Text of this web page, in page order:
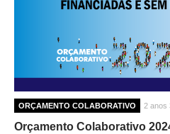
ORÇAMENTO COLABORATIVO 2 anos
Orçamento Colaborativo